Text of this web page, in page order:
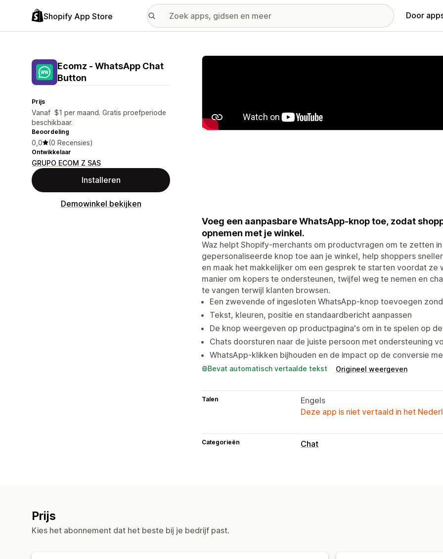
Shopify App Store Door
Ecomz ‑ WhatsApp Chat
Button
Prijs
Vanaf $1 per maand. Gratis proefperiode
beschikbaar.
Beoordeling
0,0 (0 Recensies)
Ontwikkelaar
GRUPO ECOM Z SAS
Installeren
Demowinkel bekijken
Galerij met uitgelichte afbeeldingen
Voeg een aanpasbare WhatsApp-knop toe, zodat
opnemen met je winkel.
Waz helpt Shopify-merchants om productvragen om te zetten
gepersonaliseerde knop toe aan je winkel, help shoppers
en maak het makkelijker om een gesprek te starten voordat ze
manier om kopers te ondersteunen, twijfel weg te nemen en
te vangen terwijl klanten browsen.
Een zwevende of ingesloten WhatsApp-knop toevoegen
Tekst, kleuren, positie en standaardbericht aanpassen
De knop weergeven op productpagina's om in te spelen op
Chats doorsturen naar de juiste persoon met ondersteuning
WhatsApp-klikken bijhouden en de impact op de conversie
Bevat automatisch vertaalde tekst Origineel weergeven
Talen
Engels
Deze app is niet vertaald in het
Categorieën Chat
Prijs
Kies het abonnement dat het beste bij je bedrijf past.